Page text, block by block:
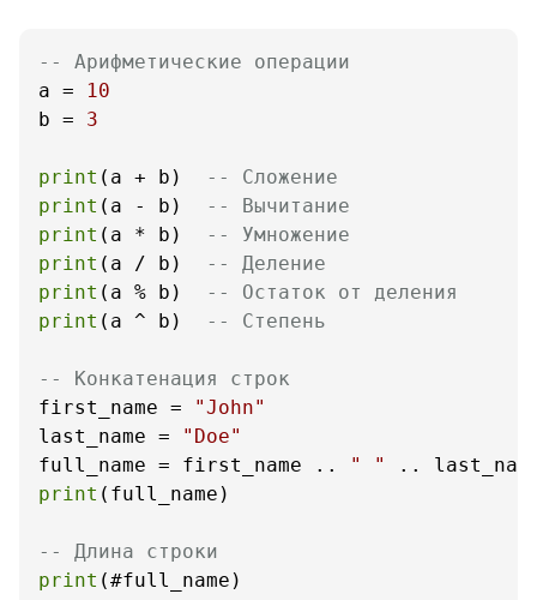
-- Арифметические операции
a =
10
b = 3
print (a + b)
-- Сложение
print (a - b)
-- Вычитание
print (a * b)
-- Умножение
print (a / b)
-- Деление
print (a % b)
-- Остаток от деления
print (a ^ b) -- Степень
-- Конкатенация строк
first_name =
"John"
last_name =
"Doe"
full_name = first_name ..
" "
print (full_name)
-- Длина строки
print (#full_name)